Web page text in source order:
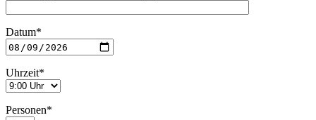
Datum*
Uhrzeit*
Personen*